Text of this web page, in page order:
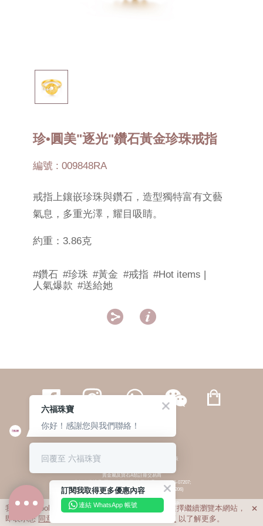
珍•圓美"逐光"鑽石黃金珍珠戒指
編號 : 009848RA
戒指上鑲嵌珍珠與鑽石，造型獨特富有文藝
氣息，多重光澤，耀目吸睛。
約重：3.86克
#鑽石 #珍珠 #黃金 #戒指 #Hot items |
人氣爆款 #送給她
 
繁體 | 簡体
© 六福集團 版權所有 不得轉載 私隱政策
貴金屬及寶石A類註冊交易商
(六福企業禮品(國際)有限公司-註冊號碼:A-B-24-05-07207;
六福電子商貿有限公司-註冊號碼:A-B-24-05-07206)
貴金屬及寶石B類註冊交易商
(六福集團有限公司-註冊號碼:B-B-24-05-07258;
六福珠寶金行(香港)有限公司-註冊號碼:B-B-24-05-07259)
我們利用cookies為您提供最佳的瀏覽體驗。若您選擇繼續瀏覽本網站，
即表示您 同意 私隱政策 以了解更多。

訂閱我取得更多優惠內容
連結 WhatsApp 帳號
六福珠寶
你好！感謝您與我們聯絡！
回覆至 六福珠寶